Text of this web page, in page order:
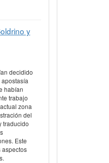
y
decidido
habían
trabajo
zona
del
traducido
Este